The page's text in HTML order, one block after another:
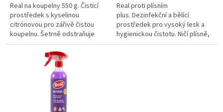
Real na koupelny 550 g. Čisticí
prostředek s kyselinou
citrónovou pro zářivě čistou
koupelnu. Šetrně odstraňuje
vodní kámen, rez a mýdlové
Real proti plísním
plus. Dezinfekční a bělící
prostředek pro vysoký lesk a
hygienickou čistotu. Ničí plísně,
bakterie, viry a kvasinky.